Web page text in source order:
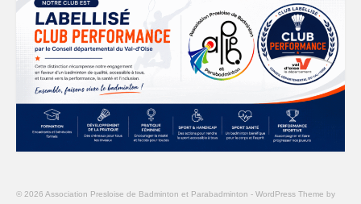
© 2026 Association Presloise de Badminton et Parabadminton - WordPress Theme by